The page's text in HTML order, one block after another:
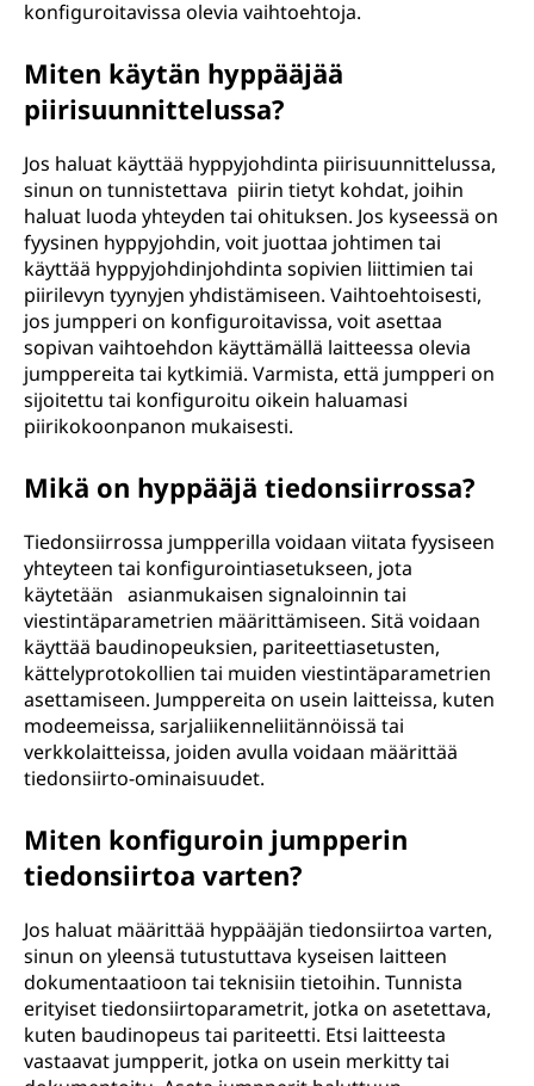
konfiguroitavissa olevia vaihtoehtoja.
Miten käytän hyppääjää
piirisuunnittelussa?
Jos haluat käyttää hyppyjohdinta piirisuunnittelussa,
sinun on tunnistettava piirin tietyt kohdat, joihin
haluat luoda yhteyden tai ohituksen. Jos kyseessä on
fyysinen hyppyjohdin, voit juottaa johtimen tai
käyttää hyppyjohdinjohdinta sopivien liittimien tai
piirilevyn tyynyjen yhdistämiseen. Vaihtoehtoisesti,
jos jumpperi on konfiguroitavissa, voit asettaa
sopivan vaihtoehdon käyttämällä laitteessa olevia
jumppereita tai kytkimiä. Varmista, että jumpperi on
sijoitettu tai konfiguroitu oikein haluamasi
piirikokoonpanon mukaisesti.
Mikä on hyppääjä tiedonsiirrossa?
Tiedonsiirrossa jumpperilla voidaan viitata fyysiseen
yhteyteen tai konfigurointiasetukseen, jota
käytetään asianmukaisen signaloinnin tai
viestintäparametrien määrittämiseen. Sitä voidaan
käyttää baudinopeuksien, pariteettiasetusten,
kättelyprotokollien tai muiden viestintäparametrien
asettamiseen. Jumppereita on usein laitteissa, kuten
modeemeissa, sarjaliikenneliitännöissä tai
verkkolaitteissa, joiden avulla voidaan määrittää
tiedonsiirto-ominaisuudet.
Miten konfiguroin jumpperin
tiedonsiirtoa varten?
Jos haluat määrittää hyppääjän tiedonsiirtoa varten,
sinun on yleensä tutustuttava kyseisen laitteen
dokumentaatioon tai teknisiin tietoihin. Tunnista
erityiset tiedonsiirtoparametrit, jotka on asetettava,
kuten baudinopeus tai pariteetti. Etsi laitteesta
vastaavat jumpperit, jotka on usein merkitty tai